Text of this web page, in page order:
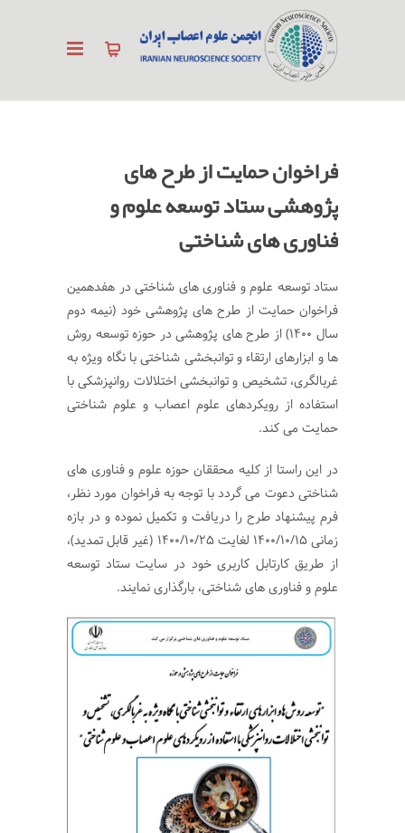
فراخوان حمایت از طرح های
پژوهشی ستاد توسعه علوم و
فناوری های شناختی
ستاد توسعه علوم و فناوری های شناختی در هفدهمین
فراخوان حمایت از طرح های پژوهشی خود (نیمه دوم
سال ۱۴۰۰) از طرح های پژوهشی در حوزه توسعه روش
ها و ابزارهای ارتقاء و توانبخشی شناختی با نگاه ویژه به
غربالگری، تشخیص و توانبخشی اختلالات روانپزشکی با
استفاده از رویکردهای علوم اعصاب و علوم شناختی
حمایت می کند.
در این راستا از کلیه محققان حوزه علوم و فناوری های
شناختی دعوت می گردد با توجه به فراخوان مورد نظر،
فرم پیشنهاد طرح را دریافت و تکمیل نموده و در بازه
زمانی ۱۴۰۰/۱۰/۱۵ لغایت ۱۴۰۰/۱۰/۲۵ (غیر قابل تمدید)،
از طریق کارتابل کاربری خود در سایت ستاد توسعه
علوم و فناوری های شناختی، بارگذاری نمایند.